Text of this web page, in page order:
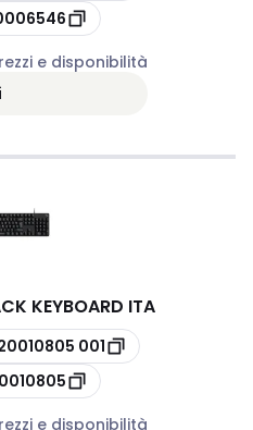
e disponibilità
KEYBOARD ITA
001
e disponibilità